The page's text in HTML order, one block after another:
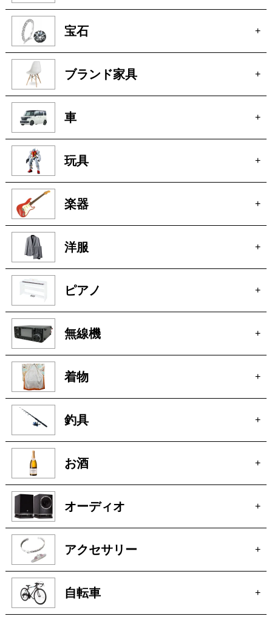
宝石 +
ブランド家具 +
車 +
玩具 +
楽器 +
洋服 +
ピアノ +
無線機 +
着物 +
釣具 +
お酒 +
オーディオ +
アクセサリー +
自転車 +